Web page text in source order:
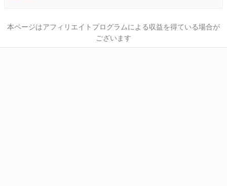
本ページはアフィリエイトプログラムによる収益を得ている場合が
ございます